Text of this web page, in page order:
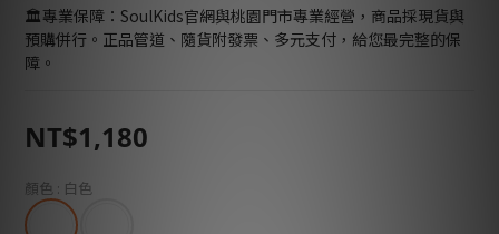
🏛️專業保障：SoulKids官網與桃園門市專業經營，商品採現貨與
預購併行。正品管道、隨貨附發票、多元支付，給您最完整的保
障。
NT$1,180
顏色 : 白色